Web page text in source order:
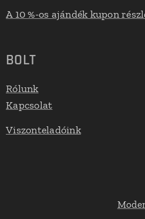
A 10 %-os ajándék kupon
BOLT
Rólunk
Kapcsolat
Viszonteladóink